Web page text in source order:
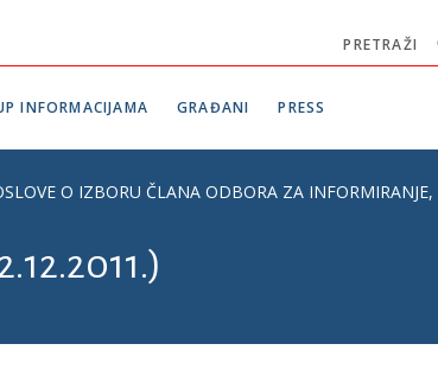
PRETRAŽI
INFORMACIJAMA GRAĐANI PRESS
O IZBORU ČLANA ODBORA ZA